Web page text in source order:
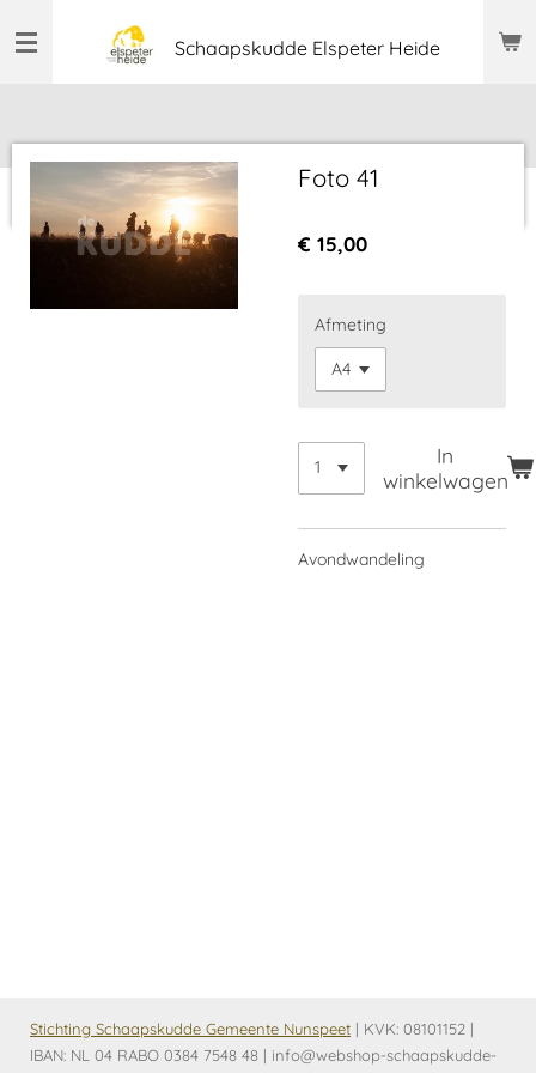
direct
Schaapskudde Elspeter Heide
Foto 41
€ 15,00
Afmeting
In
winkelwagen
Avondwandeling
Stichting Schaapskudde Gemeente Nunspeet | KVK: 08101152 |
IBAN: NL 04 RABO 0384 7548 48 | info@webshop-schaapskudde-